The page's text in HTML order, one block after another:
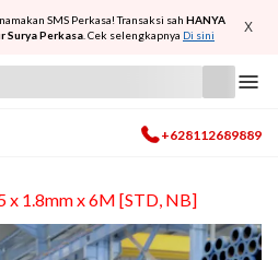
SMS Perkasa! Transaksi sah HANYA
Surya Perkasa . Cek selengkapnya Di sini X
+628112689889
x 1.8mm x 6M [STD, NB]